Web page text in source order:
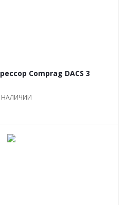
Comprag DACS 3
НАЛИЧИИ